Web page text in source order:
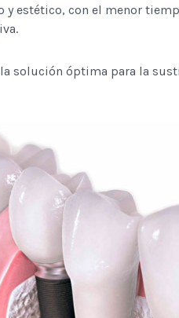
y estético, con el menor
solución óptima para la